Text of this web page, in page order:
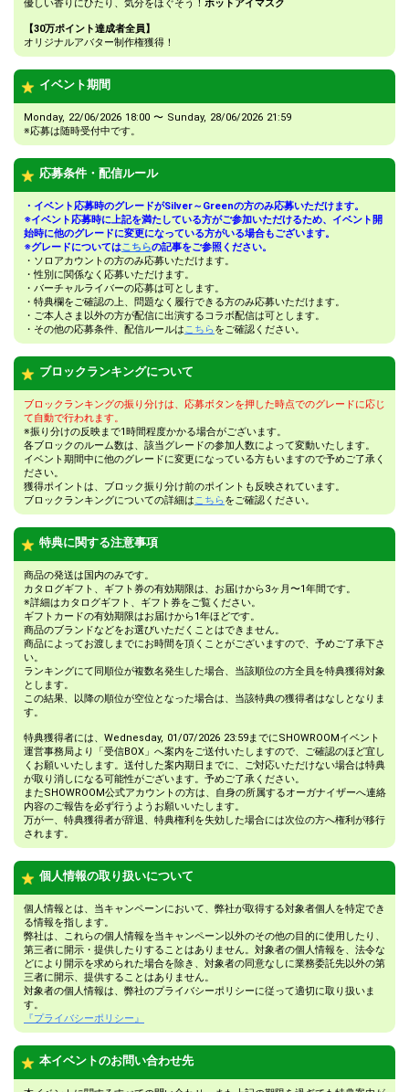
優しい香りにひたり、気分をほぐそう！ ホットアイマスク
【30万ポイント達成者全員】
オリジナルアバター制作権獲得！
イベント期間
Monday, 22/06/2026 18:00 〜 Sunday, 28/06/2026 21:59
※応募は随時受付中です。
応募条件・配信ルール
・イベント応募時のグレードがSilver～Greenの方のみ応募いただけます。
※イベント応募時に上記を満たしている方がご参加いただけるため、イベント開
始時に他のグレードに変更になっている方がいる場合もございます。
※グレードについてはこちらの記事をご参照ください。
・ソロアカウントの方のみ応募いただけます。
・性別に関係なく応募いただけます。
・バーチャルライバーの応募は可とします。
・特典欄をご確認の上、問題なく履行できる方のみ応募いただけます。
・ご本人さま以外の方が配信に出演するコラボ配信は可とします。
・その他の応募条件、配信ルールはこちらをご確認ください。
ブロックランキングについて
ブロックランキングの振り分けは、応募ボタンを押した時点でのグレードに応じ
て自動で行われます。
※振り分けの反映まで1時間程度かかる場合がございます。
各ブロックのルーム数は、該当グレードの参加人数によって変動いたします。
イベント期間中に他のグレードに変更になっている方もいますので予めご了承く
ださい。
獲得ポイントは、ブロック振り分け前のポイントも反映されています。
ブロックランキングについての詳細はこちらをご確認ください。
特典に関する注意事項
商品の発送は国内のみです。
カタログギフト、ギフト券の有効期限は、お届けから3ヶ月〜1年間です。
※詳細はカタログギフト、ギフト券をご覧ください。
ギフトカードの有効期限はお届けから1年ほどです。
商品のブランドなどをお選びいただくことはできません。
商品によってお渡しまでにお時間を頂くことがございますので、予めご了承下さ
い。
ランキングにて同順位が複数名発生した場合、当該順位の方全員を特典獲得対象
とします。
この結果、以降の順位が空位となった場合は、当該特典の獲得者はなしとなりま
す。
特典獲得者には、Wednesday, 01/07/2026 23:59までにSHOWROOMイベント
運営事務局より「受信BOX」へ案内をご送付いたしますので、ご確認のほど宜し
くお願いいたします。送付した案内期日までに、ご対応いただけない場合は特典
が取り消しになる可能性がございます。予めご了承ください。
またSHOWROOM公式アカウントの方は、自身の所属するオーガナイザーへ連絡
内容のご報告を必ず行うようお願いいたします。
万が一、特典獲得者が辞退、特典権利を失効した場合には次位の方へ権利が移行
されます。
個人情報の取り扱いについて
個人情報とは、当キャンペーンにおいて、弊社が取得する対象者個人を特定でき
る情報を指します。
弊社は、これらの個人情報を当キャンペーン以外のその他の目的に使用したり、
第三者に開示・提供したりすることはありません。対象者の個人情報を、法令な
どにより開示を求められた場合を除き、対象者の同意なしに業務委託先以外の第
三者に開示、提供することはありません。
対象者の個人情報は、弊社のプライバシーポリシーに従って適切に取り扱いま
す。
『プライバシーポリシー』
本イベントのお問い合わせ先